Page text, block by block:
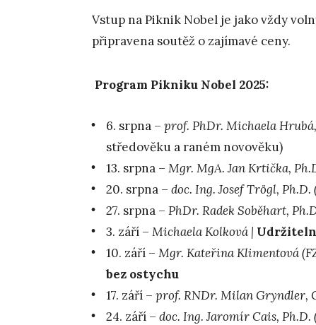
Vstup na Piknik Nobel je jako vždy
připravena soutěž o zajímavé ceny.
Program Pikniku Nobel 2025:
6. srpna – prof. PhDr. Michaela Hrubá,
středověku a raném novověku)
13. srpna – Mgr. MgA. Jan Krtička,
20. srpna – doc. Ing. Josef Trögl, Ph.D.
27. srpna – PhDr. Radek Soběhart,
3. září – Michaela Kolková |
10. září – Mgr. Kateřina Klimentová
bez ostychu
17. září – prof. RNDr. Milan Gryndler,
24. září – doc. Ing. Jaromír Cais, Ph.D.